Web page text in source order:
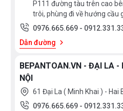
P111 đường tàu trên cao
trôi, phùng đi về hướng cầu
0976.665.669 -
Dẫn đường
BEPANTOAN.VN - ĐẠI LA -
NỘI
61 Đại La ( Minh Khai ) - Hai
0976.665.669 -